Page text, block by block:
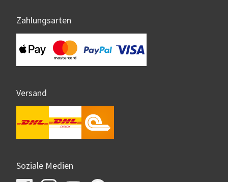
Zahlungsarten
Versand
Soziale Medien